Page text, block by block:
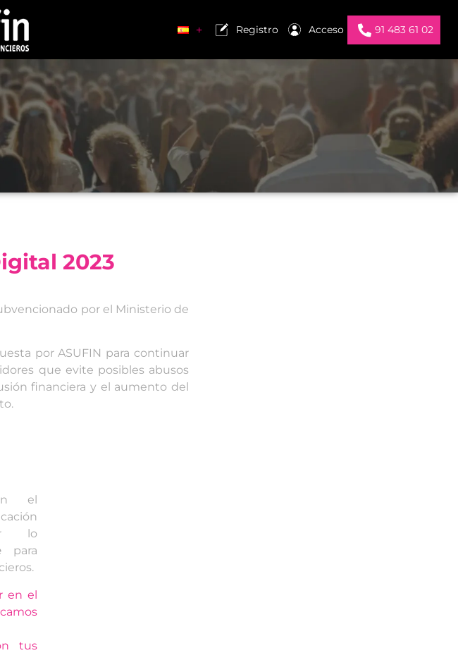
Registro Acceso 91 483 61 02
2023
por el Ministerio de
por ASUFIN para continuar
que evite posibles abusos
financiera y el aumento del
el
lo
para
en el
tus